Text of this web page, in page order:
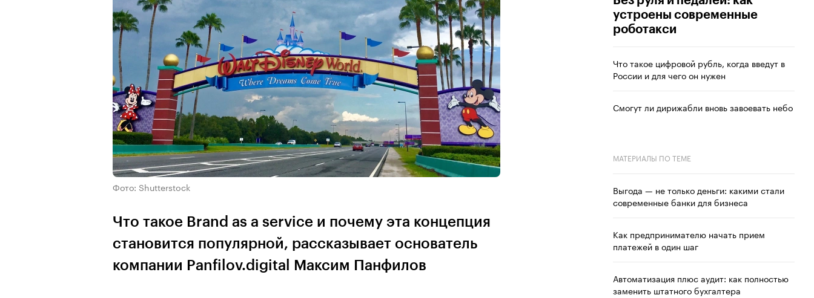
Фото: Shutterstock
Что такое Brand as a service и почему эта концепция
становится популярной, рассказывает основатель
компании Panfilov.digital Максим Панфилов
устроены современные
роботакси
Что такое цифровой рубль, когда введут в
России и для чего он нужен
Смогут ли дирижабли вновь завоевать небо
МАТЕРИАЛЫ ПО ТЕМЕ
Выгода — не только деньги: какими стали
современные банки для бизнеса
Как предпринимателю начать прием
платежей в один шаг
Автоматизация плюс аудит: как полностью
заменить штатного бухгалтера